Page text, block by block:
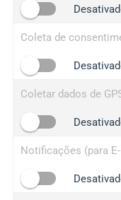
2no.co
yip.su
iplogger.info
Coleta de
Coletar dados de
Notificações (para